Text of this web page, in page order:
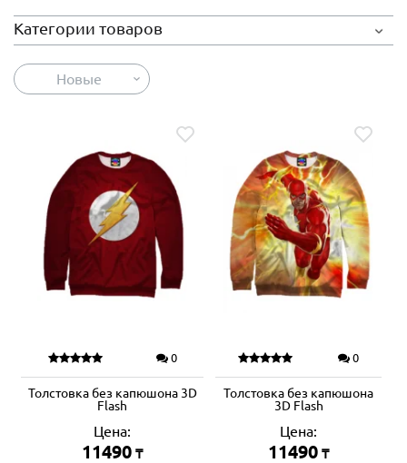
Категории товаров
Новые
0
Толстовка без капюшона 3D
Flash
Цена:
11490 ₸
0
Толстовка без капюшона
3D Flash
Цена:
11490 ₸